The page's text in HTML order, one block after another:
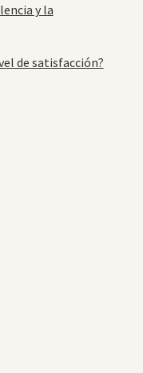
y la
de satisfacción?